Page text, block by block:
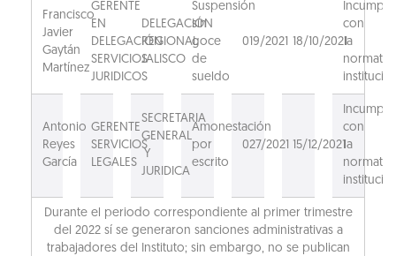
Francisco
Javier
Gaytán
Martínez
GERENTE
EN
DELEGACIÓN
SERVICIOS
JURIDICOS
DELEGACIÓN
REGIONAL
JALISCO
Suspensión
sin
goce
de
sueldo
019/2021 18/10/2021
con
la
Antonio
Reyes
García
GERENTE
SERVICIOS
LEGALES
SECRETARIA
GENERAL
Y
JURIDICA
Amonestación
por
escrito
027/2021 15/12/2021
con
la
Durante el periodo correspondiente al primer trimestre
del 2022 sí se generaron sanciones administrativas a
trabajadores del Instituto; sin embargo, no se publican